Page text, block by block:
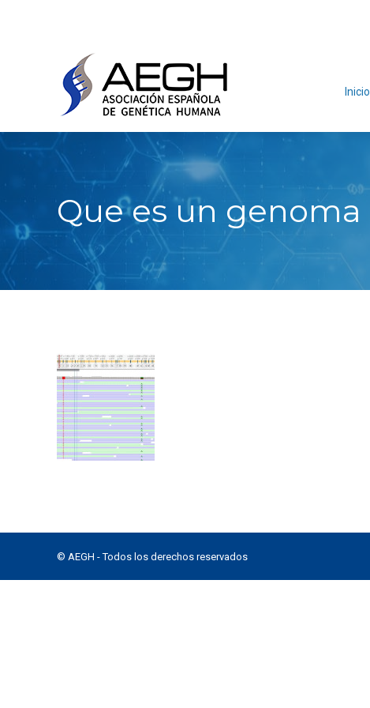
Inicio
Que es un genoma
© AEGH - Todos los derechos reservados